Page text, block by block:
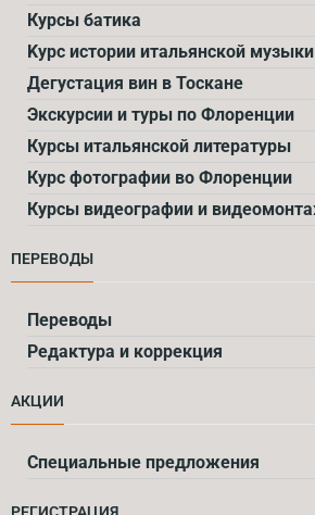
Курсы батика
Kурс истории итальянской музыки
Дегустация вин в Тоскане
Экскурсии и туры по Флоренции
Курсы итальянской литературы
Курс фотографии во Флоренции
Курсы видеографии и
ПЕРЕВОДЫ
Переводы
Редактура и коррекция
АКЦИИ
Специальные предложения